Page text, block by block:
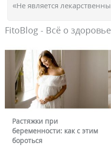
«Не является
FitoBlog - Всё о
Растяжки при
беременности: как с этим
бороться